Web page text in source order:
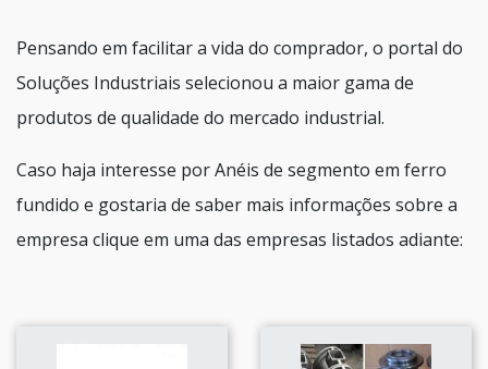
Pensando em facilitar a vida do comprador, o portal do
Soluções Industriais selecionou a maior gama de
produtos de qualidade do mercado industrial.
Caso haja interesse por Anéis de segmento em ferro
fundido e gostaria de saber mais informações sobre a
empresa clique em uma das empresas listados adiante: